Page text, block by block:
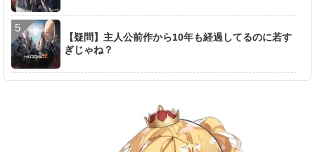
【疑問】主人公前作から10年も経過してるのに若す
ぎじゃね？